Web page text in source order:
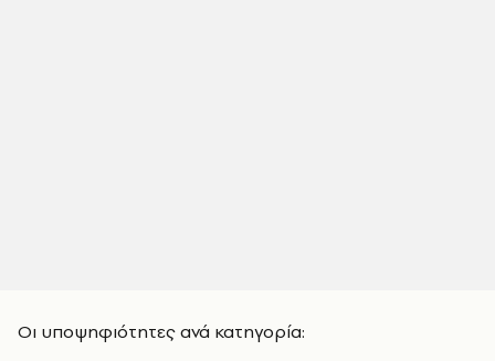
Οι υποψηφιότητες ανά κατηγορία: